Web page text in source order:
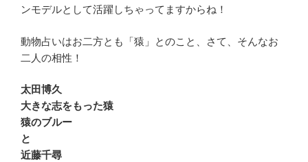
ンモデルとして活躍しちゃってますからね！
動物占いはお二方とも「猿」とのこと、さて、そんなお
二人の相性！
太田博久
大きな志をもった猿
猿のブルー
と
近藤千尋